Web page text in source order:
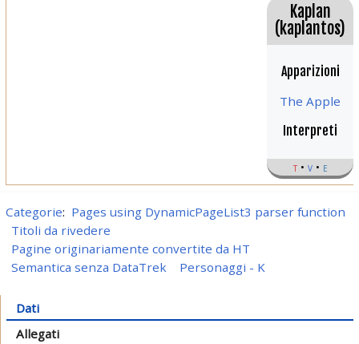
Kaplan
(kaplantos)
Apparizioni
The Apple
Interpreti
t v e
Categorie: Pages using DynamicPageList3 parser function
Titoli da rivedere
Pagine originariamente convertite da HT
Semantica senza DataTrek
Personaggi - K
Dati
Allegati